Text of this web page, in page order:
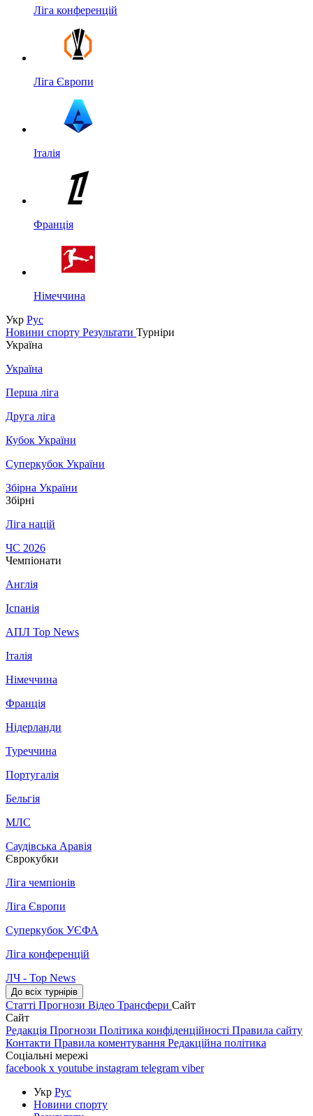
Ліга конференцій
Ліга Європи
Італія
Франція
Німеччина
Укр Рус
Новини спорту Результати Турніри
Україна
Україна
Перша ліга
Друга ліга
Кубок України
Суперкубок України
Збірна України
Збірні
Ліга націй
ЧС 2026
Чемпіонати
Англія
Іспанія
АПЛ Top News
Італія
Німеччина
Франція
Нідерланди
Туреччина
Португалія
Бельгія
МЛС
Саудівська Аравія
Єврокубки
Ліга чемпіонів
Ліга Європи
Суперкубок УЄФА
Ліга конференцій
ЛЧ - Top News
До всіх турнірів
Статті Прогнози Відео Трансфери Сайт
Сайт
Редакція Прогнози Політика конфіденційності Правила сайту
Контакти Правила коментування Редакційна політика
Соціальні мережі
facebook x youtube instagram telegram viber
Укр Рус
Новини спорту